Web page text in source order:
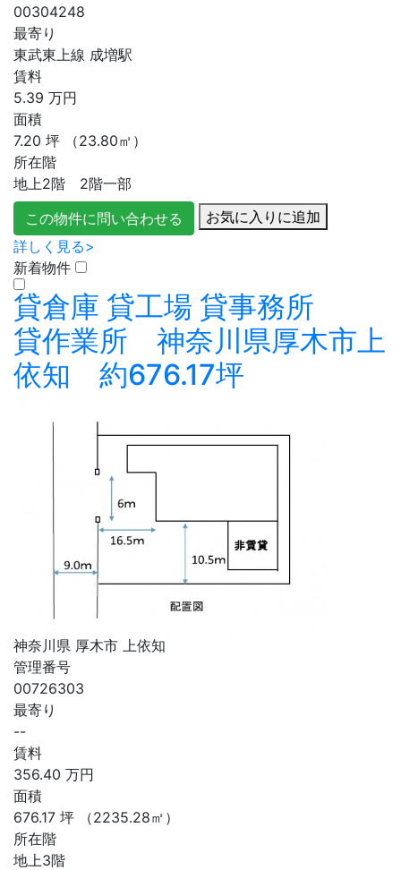
00304248
最寄り
東武東上線 成増駅
賃料
5.39 万円
面積
7.20 坪 （23.80㎡）
所在階
地上2階 2階一部
この物件に問い合わせる
お気に入りに追加
詳しく見る>
新着物件
貸倉庫 貸工場 貸事務所
貸作業所 神奈川県厚木市上
依知 約676.17坪
神奈川県 厚木市 上依知
管理番号
00726303
最寄り
--
賃料
356.40 万円
面積
676.17 坪 （2235.28㎡）
所在階
地上3階